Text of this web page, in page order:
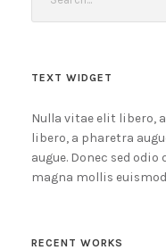
TEXT WIDGET
Nulla vitae elit libero,
libero, a pharetra
augue. Donec sed
magna mollis
RECENT WORKS